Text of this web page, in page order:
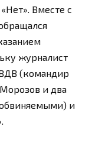
Вместе с
журналист
(командир
и два
обвиняемыми) и